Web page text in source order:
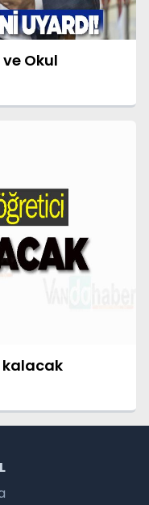
Okul
kalacak